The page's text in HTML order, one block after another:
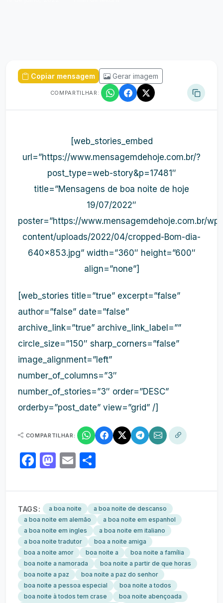
Copiar mensagem Gerar imagem
COMPARTILHAR:
[web_stories_embed
url=”https://www.mensagemdehoje.com.br/?
post_type=web-story&p=17481″
title=”Mensagens de boa noite de hoje
19/07/2022″
poster=”https://www.mensagemdehoje.com.br/wp-
content/uploads/2022/04/cropped-Bom-dia-
640×853.jpg” width=”360″ height=”600″
align=”none”]
[web_stories title=”true” excerpt=”false”
author=”false” date=”false”
archive_link=”true” archive_link_label=””
circle_size=”150″ sharp_corners=”false”
image_alignment=”left”
number_of_columns=”3″
number_of_stories=”3″ order=”DESC”
orderby=”post_date” view=”grid” /]
COMPARTILHAR:
Facebook
Mastodon
Email
TAGS: a boa noite
a boa noite de descanso
a boa noite em alemão
a boa noite em espanhol
a boa noite em ingles
a boa noite em italiano
a boa noite tradutor
boa a noite amiga
boa a noite amor
boa noite a
boa noite a família
boa noite a namorada
boa noite a partir de que horas
boa noite a paz
boa noite a paz do senhor
boa noite a pessoa especial
boa noite a todos
boa noite à todos tem crase
boa noite abençoada